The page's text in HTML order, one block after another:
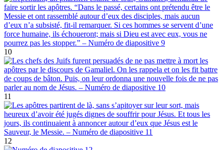
10
11
12